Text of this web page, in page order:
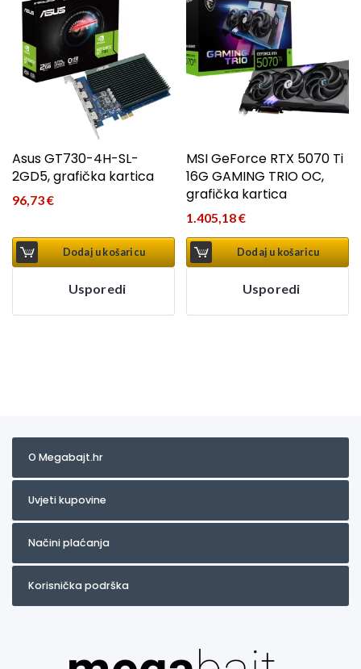
Asus GT730-4H-SL-
2GD5, grafička kartica
96,73€
Dodaj u košaricu
Usporedi
MSI GeForce RTX 5070 Ti
16G GAMING TRIO OC,
grafička kartica
1.405,18€
Dodaj u košaricu
Usporedi
O Megabajt.hr
Uvjeti kupovine
Načini plaćanja
Korisnička podrška